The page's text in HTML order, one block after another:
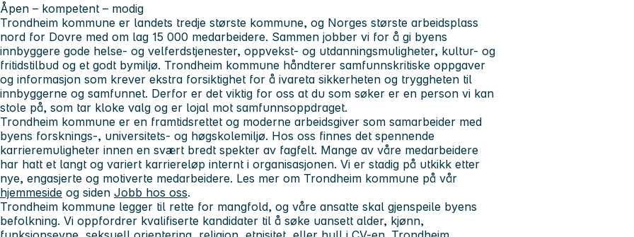
Åpen – kompetent – modig
Trondheim kommune er landets tredje største kommune, og Norges største arbeidsplass
nord for Dovre med om lag 15 000 medarbeidere. Sammen jobber vi for å gi byens
innbyggere gode helse- og velferdstjenester, oppvekst- og utdanningsmuligheter, kultur- og
fritidstilbud og et godt bymiljø. Trondheim kommune håndterer samfunnskritiske oppgaver
og informasjon som krever ekstra forsiktighet for å ivareta sikkerheten og tryggheten til
innbyggerne og samfunnet. Derfor er det viktig for oss at du som søker er en person vi kan
stole på, som tar kloke valg og er lojal mot samfunnsoppdraget.
Trondheim kommune er en framtidsrettet og moderne arbeidsgiver som samarbeider med
byens forsknings-, universitets- og høgskolemiljø. Hos oss finnes det spennende
karrieremuligheter innen en svært bredt spekter av fagfelt. Mange av våre medarbeidere
har hatt et langt og variert karriereløp internt i organisasjonen. Vi er stadig på utkikk etter
nye, engasjerte og motiverte medarbeidere. Les mer om Trondheim kommune på vår
hjemmeside og siden Jobb hos oss.
Trondheim kommune legger til rette for mangfold, og våre ansatte skal gjenspeile byens
befolkning. Vi oppfordrer kvalifiserte kandidater til å søke uansett alder, kjønn,